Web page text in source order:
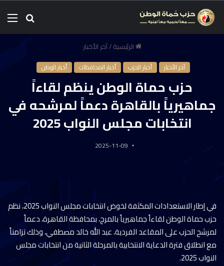
الرئيسية/آخر الأخبار
آخر الأخبار أخبار الحزب أخبار المحافظات أخبار الوطن
حزب حماة الوطن ينظم لقاءاً
جماهيرياً بالقاهرة دعماً لمرشحه في
انتخابات مجلس النواب 2025
2025-11-09
في إطار الاستعدادات المكثفة لخوض انتخابات مجلس النواب 2025، نظم
حزب حماة الوطن لقاءاً جماهيرياً بالمرج، بمحافظة القاهرة، دعماً
لمرشح الحزب على المقاعد الفردية، عبد الله خالد مصطفي، وذلك تزامناً
مع انطلاق فترة الدعاية الانتخابية بالمرحلة الثانية من انتخابات مجلس
النواب 2025.